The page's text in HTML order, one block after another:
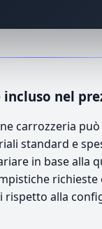
incluso nel
carrozzeria
standard e
in base alla
richieste
rispetto alla